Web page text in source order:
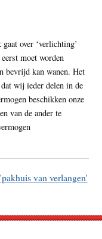
over ‘verlichting’
moet worden
bevrijd kan wanen. Het
wij ieder delen in de
beschikken onze
van de ander te
van verlangen'